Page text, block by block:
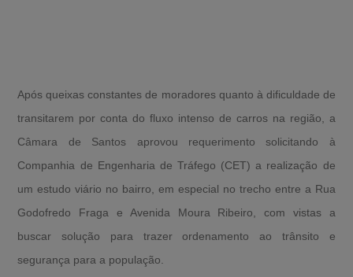
Após queixas constantes de moradores quanto à dificuldade de
transitarem por conta do fluxo intenso de carros na região, a
Câmara de Santos aprovou requerimento solicitando à
Companhia de Engenharia de Tráfego (CET) a realização de
um estudo viário no bairro, em especial no trecho entre a Rua
Godofredo Fraga e Avenida Moura Ribeiro, com vistas a
buscar solução para trazer ordenamento ao trânsito e
segurança para a população.